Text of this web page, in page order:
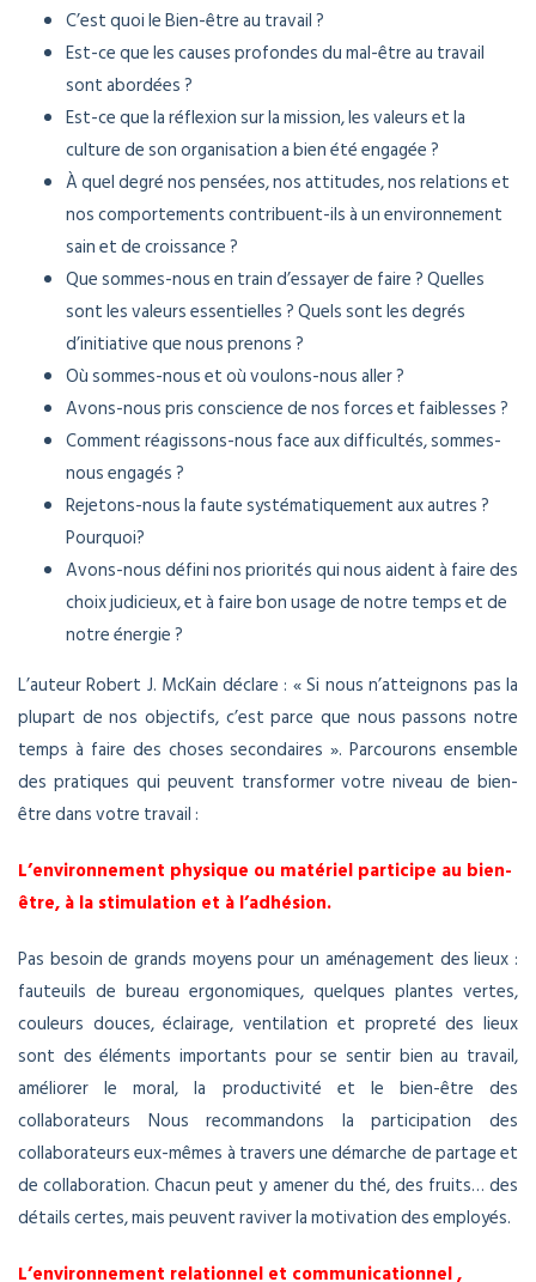
C’est quoi le Bien-être au travail ?
Est-ce que les causes profondes du mal-être au travail
sont abordées ?
Est-ce que la réflexion sur la mission, les valeurs et la
culture de son organisation a bien été engagée ?
À quel degré nos pensées, nos attitudes, nos relations et
nos comportements contribuent-ils à un environnement
sain et de croissance ?
Que sommes-nous en train d’essayer de faire ? Quelles
sont les valeurs essentielles ? Quels sont les degrés
d’initiative que nous prenons ?
Où sommes-nous et où voulons-nous aller ?
Avons-nous pris conscience de nos forces et faiblesses ?
Comment réagissons-nous face aux difficultés, sommes-
nous engagés ?
Rejetons-nous la faute systématiquement aux autres ?
Pourquoi?
Avons-nous défini nos priorités qui nous aident à faire des
choix judicieux, et à faire bon usage de notre temps et de
notre énergie ?
L’auteur Robert J. McKain déclare : « Si nous n’atteignons pas la
plupart de nos objectifs, c’est parce que nous passons notre
temps à faire des choses secondaires ». Parcourons ensemble
des pratiques qui peuvent transformer votre niveau de bien-
être dans votre travail :
L’environnement physique ou matériel participe au bien-
être, à la stimulation et à l’adhésion.
Pas besoin de grands moyens pour un aménagement des lieux :
fauteuils de bureau ergonomiques, quelques plantes vertes,
couleurs douces, éclairage, ventilation et propreté des lieux
sont des éléments importants pour se sentir bien au travail,
améliorer le moral, la productivité et le bien-être des
collaborateurs Nous recommandons la participation des
collaborateurs eux-mêmes à travers une démarche de partage et
de collaboration. Chacun peut y amener du thé, des fruits… des
détails certes, mais peuvent raviver la motivation des employés.
L’environnement relationnel et communicationnel ,